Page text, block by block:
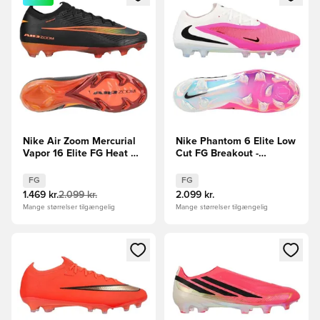
Nike Air Zoom Mercurial
Vapor 16 Elite FG Heat Up
FG
1.469 kr.2.099 kr.
Mange størrelser tilgængelig
Nike Phantom 6 Elite Low
Cut FG Breakout -
FG
2.099 kr.
Mange størrelser tilgængelig
Åbner en Modal til at logge ind eller tilmelde dig som
Åbner en Modal til at logge